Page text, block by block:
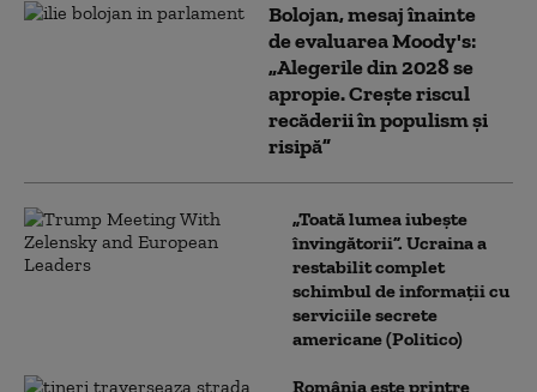
Bolojan, mesaj înainte
de evaluarea Moody's:
„Alegerile din 2028 se
apropie. Crește riscul
recăderii în populism și
risipă”
„Toată lumea iubește
învingătorii”. Ucraina a
restabilit complet
schimbul de informații cu
serviciile secrete
americane (Politico)
România este printre